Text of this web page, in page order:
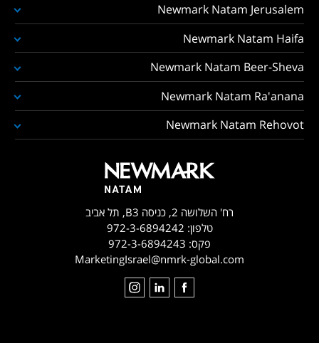
Newmark Natam Jerusalem
Newmark Natam Haifa
Newmark Natam Beer-Sheva
Newmark Natam Ra'anana
Newmark Natam Rehovot
רח' השלושה 2, כניסה B3, תל אביב
טלפון: 972-3-6894242
פקס: 972-3-6894243
MarketingIsrael@nmrk-global.com